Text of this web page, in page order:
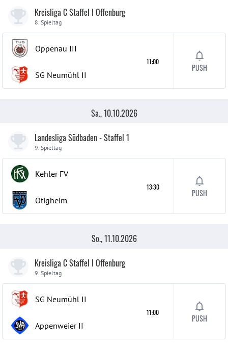
Kreisliga C Staffel I Offenburg
8. Spieltag
Oppenau III
SG Neumühl II
11:00
PUSH
Sa., 10.10.2026
Landesliga Südbaden - Staffel 1
9. Spieltag
Kehler FV
Ötigheim
13:30
PUSH
So., 11.10.2026
Kreisliga C Staffel I Offenburg
9. Spieltag
SG Neumühl II
Appenweier II
11:00
PUSH